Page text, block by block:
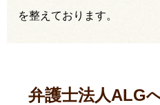
を整えております。
弁護士法人ALG